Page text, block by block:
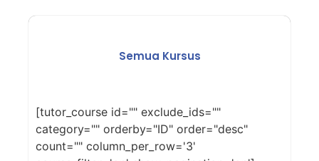
Semua Kursus
[tutor_course id="" exclude_ids=""
category="" orderby="ID" order="desc"
count="" column_per_row='3'